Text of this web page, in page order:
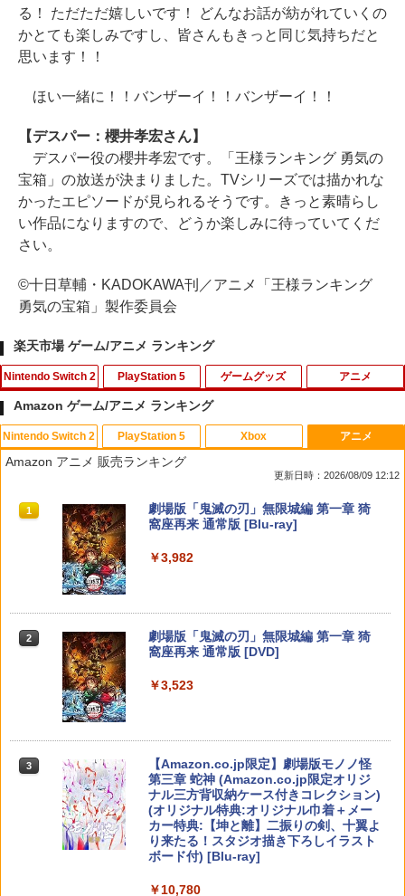
る！ ただただ嬉しいです！ どんなお話が紡がれていくの
かとても楽しみですし、皆さんもきっと同じ気持ちだと
思います！！
ほい一緒に！！バンザーイ！！バンザーイ！！
【デスパー：櫻井孝宏さん】
デスパー役の櫻井孝宏です。「王様ランキング 勇気の
宝箱」の放送が決まりました。TVシリーズでは描かれな
かったエピソードが見られるそうです。きっと素晴らし
い作品になりますので、どうか楽しみに待っていてくだ
さい。
©十日草輔・KADOKAWA刊／アニメ「王様ランキング
勇気の宝箱」製作委員会
楽天市場 ゲーム/アニメ ランキング
Nintendo Switch 2
1
ホリ ワイヤレスホリパッド TURBO for
Nintendo Switch 2 ルビーマゼンタ [N
￥7,580
￥7,623
Nintendo Switch 2 Edition
￥7,680
任天堂 【Switch2】ゼルダの伝説 ブレス
オブ ザ ワイルド Nintendo Switch 2 Ed
ition [NXS-P-AAAAH NSW2 ゼルダノデ
PlayStation 5
1
シティーズ：スカイライン リマスター
ジャパン・スペシャル・エディション
￥5,901
￥6,526
【特典】MARVEL Tōkon: Fighting So
uls(【早期購入封入特典】ロビーのアイ
ゲームグッズ
1
PS Vita 2000 アナログスティック・スラ
イドパッド修理用基板 部品 パーツ L R
互換 黒 ブラック オリジナルウエス スラ
￥750
ルム シート 液晶保護 ガラス スチーム ス
チームデック OLED スチームデック LC
3
Nintendo Switch2 専用 スリムハードポ
ーチ 収納ケース ハードケース ポーチ 収
納バッグ 耐衝撃 スイッチ2 キャリングケ
ース 軽量 ◇ALW-PU-001
￥1,680
アニメ
1
【中古】おそ松さん 第五松（初回生産
限定版 Blu-ray DISC）/Blu−ray Dis
￥272
￥320
プリート 初回限定版 PS3版「ファイ
ナルファンタジーXIII」体験版・スリー
ブケース付 / アニメ
￥540
【中古】うどんの国の金色毛鞠 第一巻/
Blu−ray Disc/VPXY-71489
Amazon ゲーム/アニメ ランキング
Nintendo Switch 2
1
スプラトゥーン レイダース|オンライン
コード版
￥5,832
2 スプラトゥーン レイダース -Switch2
3 Nintendo Switch 2(日本語・国内専用)
￥55,491
ニンテンドープリペイド番号 9000円|オ
PlayStation 5
1
PlayStation 5 デジタル・エディション
日本語専用 Console Language: Japan
2
Beast of Reincarnation -PS5 【特典】
プロダクトコード 封入
￥7,286
3
【純正品】ディスクドライブ(CFI-ZDD1
J) PlayStation 5
￥11,849
Xbox
1
【純正品】Xbox ワイヤレス コントロー
ラー + USB-C® ケーブル
￥8,300
ラー (ロボット ホワイト)
3
￥8,020
【純正品】Xbox 充電式バッテリー + US
B-C ケーブル
アニメ
Amazon アニメ 販売ランキング
更新日時：2026/08/09 12:12
1
劇場版「鬼滅の刃」無限城編 第一章 猗
窩座再来 通常版 [Blu-ray]
￥3,982
2
劇場版「鬼滅の刃」無限城編 第一章 猗
窩座再来 通常版 [DVD]
￥3,523
3
【Amazon.co.jp限定】劇場版モノノ怪
第三章 蛇神 (Amazon.co.jp限定オリジ
ナル三方背収納ケース付きコレクション)
(オリジナル特典:オリジナル巾着＋メー
カー特典:【坤と離】二振りの剣、十翼よ
り来たる！スタジオ描き下ろしイラスト
ボード付) [Blu-ray]
￥10,780